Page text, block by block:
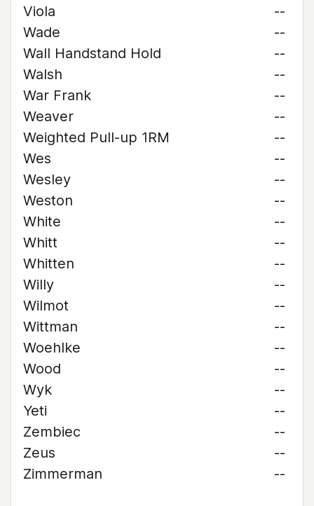
Viola
--
Wade
--
Wall Handstand Hold
--
Walsh
--
War Frank
--
Weaver
--
Weighted Pull-up 1RM
--
Wes
--
Wesley
--
Weston
--
White
--
Whitt
--
Whitten
--
Willy
--
Wilmot
--
Wittman
--
Woehlke
--
Wood
--
Wyk
--
Yeti
--
Zembiec
--
Zeus
--
Zimmerman
--